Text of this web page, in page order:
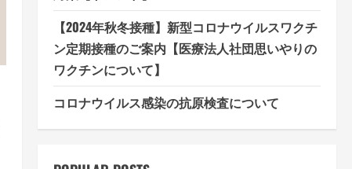
【2024年秋冬接種】新型コロナウイルスワクチ
ン定期接種のご案内【医療法人社団思いやりの
ワクチンについて】
コロナウイルス感染の抗原検査について